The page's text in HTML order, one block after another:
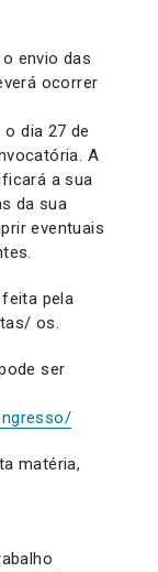
o envio das
ocorrer
o dia 27 de
A
a sua
da sua
eventuais
pela
os.
ser
matéria,